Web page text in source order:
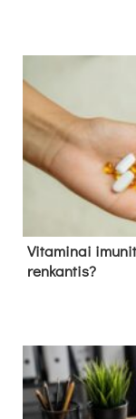
Vitaminai
renkantis?